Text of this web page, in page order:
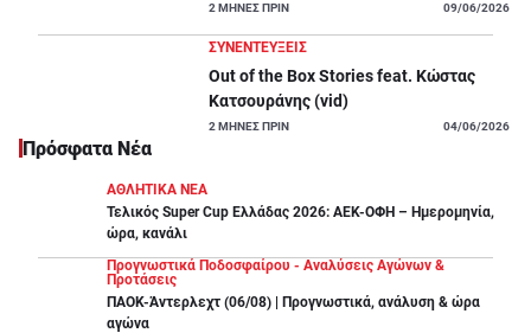
2 ΜΗΝΕΣ ΠΡΙΝ 09/06/2026
ΣΥΝΕΝΤΕΥΞΕΙΣ
Out of the Box Stories feat. Κώστας
Κατσουράνης (vid)
2 ΜΗΝΕΣ ΠΡΙΝ 04/06/2026
Πρόσφατα Νέα
ΑΘΛΗΤΙΚΑ ΝΕΑ
Τελικός Super Cup Ελλάδας 2026: ΑΕΚ-ΟΦΗ – Ημερομηνία,
ώρα, κανάλι
Προγνωστικά Ποδοσφαίρου - Αναλύσεις Αγώνων &
Προτάσεις
ΠΑΟΚ-Άντερλεχτ (06/08) | Προγνωστικά, ανάλυση & ώρα
αγώνα